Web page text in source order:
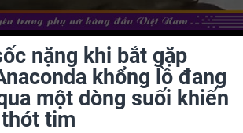
nặng khi bắt gặp
khổng lồ đang
một dòng suối khiến
tim